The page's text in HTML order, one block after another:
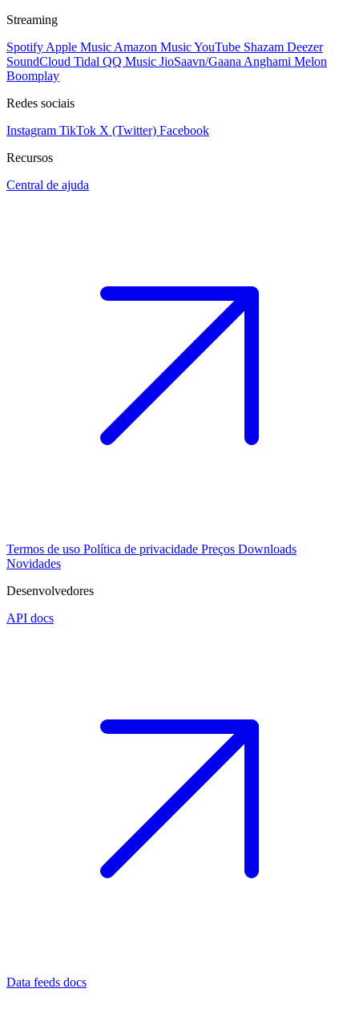
Streaming
Spotify Apple Music Amazon MusicYouTube Shazam Deezer
SoundCloud Tidal QQ Music JioSaavn/Gaana Anghami Melon
Boomplay
Redes sociais
Instagram TikTok X (Twitter) Facebook
Recursos
Central de ajuda
Termos de uso Política de privacidade Preços Downloads
Novidades
Desenvolvedores
API docs
Data feeds docs